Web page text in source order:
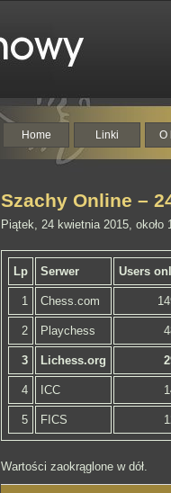
Home Linki O
Szachy Online –
Piątek, 24 kwietnia 2015, około
Lp Serwer Users
1 Chess.com
2 Playchess
3 Lichess.org
4 ICC
5 FICS
Wartości zaokrąglone w dół.